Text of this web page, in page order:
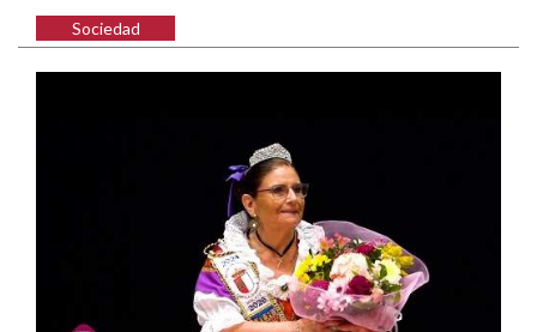
Sociedad